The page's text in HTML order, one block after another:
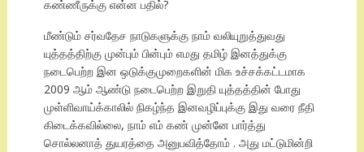
கண்ணீருக்கு என்ன பதில்?
மீண்டும் சர்வதேச நாடுகளுக்கு நாம் வலியுறுத்துவது
யுத்தத்திற்கு முன்பும் பின்பும் எமது தமிழ் இனத்துக்கு
நடைபெற்ற இன ஒடுக்குமுறைகளின் மிக உச்சக்கட்டமாக
2009 ஆம் ஆண்டு நடைபெற்ற இறுதி யுத்தத்தின் போது
முள்ளிவாய்க்காலில் நிகழ்ந்த இனவழிப்புக்கு இது வரை நீதி
கிடைக்கவில்லை, நாம் எம் கண் முன்னே பார்த்து
சொல்லனாத் துயரத்தை அனுபவித்தோம் . அது மட்டுமின்றி